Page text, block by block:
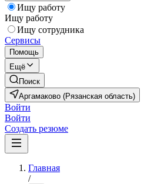
Ищу работу
Ищу работу
Ищу сотрудника
Сервисы
Помощь
Ещё
Поиск
Аргамаково (Рязанская область)
Войти
Войти
Создать резюме
Главная
/